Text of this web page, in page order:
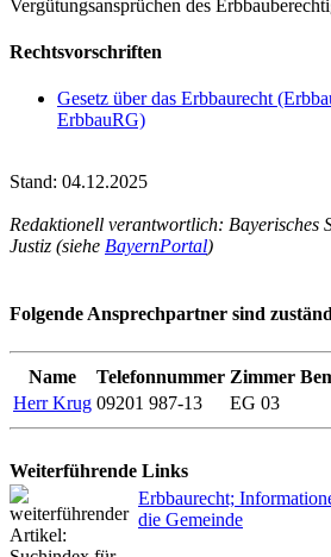
Vergütungsansprüchen des
Rechtsvorschriften
Gesetz über das Erbbaurecht
ErbbauRG)
Stand: 04.12.2025
Redaktionell verantwortlich: Bayerisches
Justiz (siehe BayernPortal)
Folgende Ansprechpartner sind
Name Telefonnummer Zimmer
Herr Krug 09201 987-13 EG 03
Weiterführende Links
Erbbaurecht;
die Gemeinde